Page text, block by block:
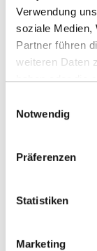
Verwendung
soziale Medien,
Partner führen
weiteren Daten
haben oder die
Notwendig
Präferenzen
Statistiken
Marketing
ab Lager
13 mm
2'200
180 mm
Zur